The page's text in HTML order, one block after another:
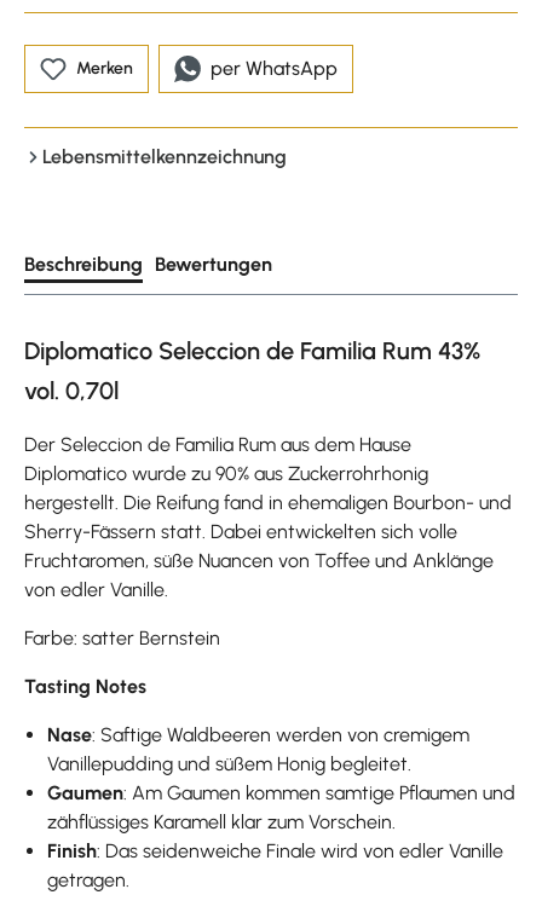
Merken per WhatsApp
Lebensmittelkennzeichnung
Beschreibung Bewertungen
Diplomatico Seleccion de Familia Rum 43%
vol. 0,70l
Der Seleccion de Familia Rum aus dem Hause
Diplomatico wurde zu 90% aus Zuckerrohrhonig
hergestellt. Die Reifung fand in ehemaligen Bourbon- und
Sherry-Fässern statt. Dabei entwickelten sich volle
Fruchtaromen, süße Nuancen von Toffee und Anklänge
von edler Vanille.
Farbe: satter Bernstein
Tasting Notes
Nase: Saftige Waldbeeren werden von cremigem
Vanillepudding und süßem Honig begleitet.
Gaumen: Am Gaumen kommen samtige Pflaumen und
zähflüssiges Karamell klar zum Vorschein.
Finish: Das seidenweiche Finale wird von edler Vanille
getragen.